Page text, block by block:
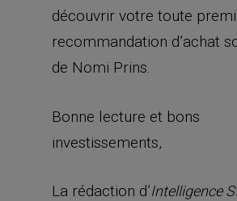
découvrir votre toute
recommandation d’achat
de Nomi Prins.
Bonne lecture et bons
investissements,
La rédaction d’Intelligence